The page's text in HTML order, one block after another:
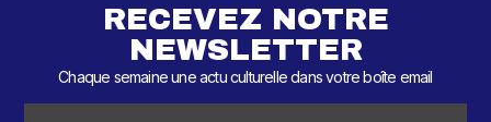
RECEVEZ NOTRE
NEWSLETTER
Chaque semaine une actu culturelle dans votre boîte email